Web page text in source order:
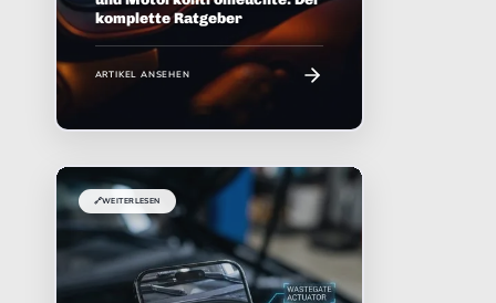
komplette Ratgeber
ARTIKEL ANSEHEN
🔗WEITERLESEN